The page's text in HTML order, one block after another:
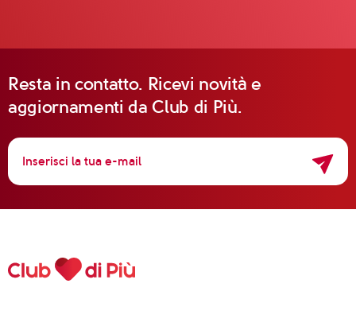
Resta in contatto. Ricevi novità e
aggiornamenti da Club di Più.